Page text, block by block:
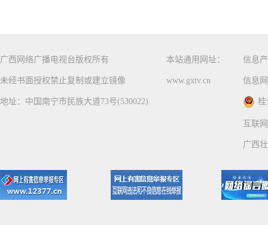
广西网络广播电视台版权所有
未经书面授权禁止复制或建立镜像
地址：中国南宁市民族大道73号(530022)
本站通用网址：
www.gxtv.cn
信息
信息
桂
互联
广西